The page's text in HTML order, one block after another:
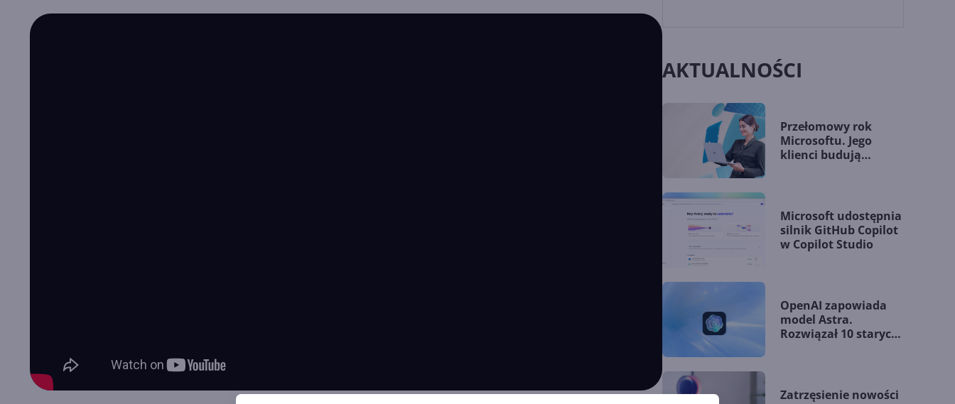
AKTUALNOŚCI
Przełomowy rok
Microsoftu. Jego
klienci budują
Microsoft udostępnia
silnik GitHub Copilot
w Copilot Studio
OpenAI zapowiada
model Astra.
Rozwiązał 10 starych
Zatrzęsienie nowości